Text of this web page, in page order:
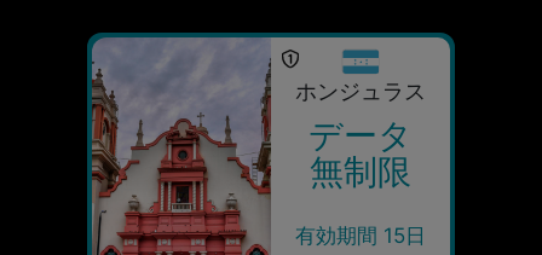
ホンジュラス
データ
無制限
有効期間 15日